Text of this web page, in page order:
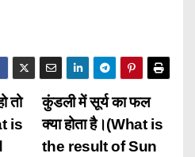
कुंडली में सूर्य का फल
क्या होता है।(What is
the result of Sun
तो
is